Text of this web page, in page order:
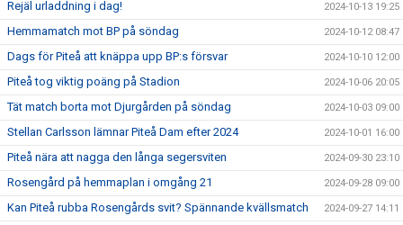
Rejäl urladdning i dag! 2024-10-13 19:25
Hemmamatch mot BP på söndag 2024-10-12 08:47
Dags för Piteå att knäppa upp BP:s försvar 2024-10-10 12:00
Piteå tog viktig poäng på Stadion 2024-10-06 20:05
Tät match borta mot Djurgården på söndag 2024-10-03 09:00
Stellan Carlsson lämnar Piteå Dam efter 2024 2024-10-01 16:00
Piteå nära att nagga den långa segersviten 2024-09-30 23:10
Rosengård på hemmaplan i omgång 21 2024-09-28 09:00
Kan Piteå rubba Rosengårds svit? Spännande kvällsmatch 2024-09-27 14:11